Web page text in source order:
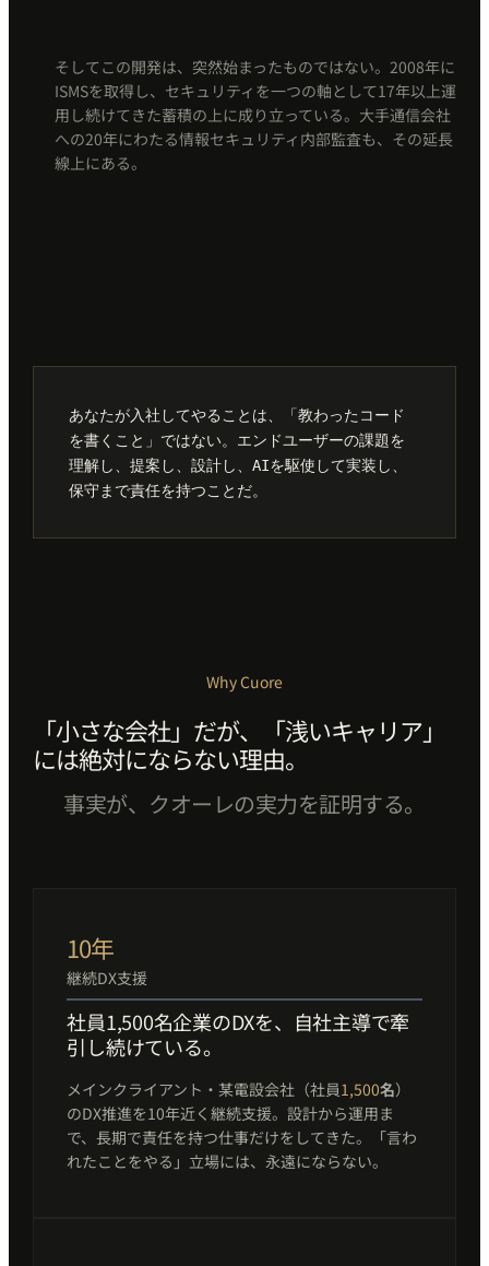
そしてこの開発は、突然始まったものではない。2008年に
ISMSを取得し、セキュリティを一つの軸として17年以上運
用し続けてきた蓄積の上に成り立っている。大手通信会社
への20年にわたる情報セキュリティ内部監査も、その延長
線上にある。
あなたが入社してやることは、「教わったコード
を書くこと」ではない。エンドユーザーの課題を
理解し、提案し、設計し、AIを駆使して実装し、
保守まで責任を持つことだ。
Why Cuore
「小さな会社」だが、「浅いキャリア」
には絶対にならない理由。
事実が、クオーレの実力を証明する。
10年
継続DX支援
社員1,500名企業のDXを、自社主導で牽
引し続けている。
メインクライアント・某電設会社（社員1,500名）
のDX推進を10年近く継続支援。設計から運用ま
で、長期で責任を持つ仕事だけをしてきた。「言わ
れたことをやる」立場には、永遠にならない。